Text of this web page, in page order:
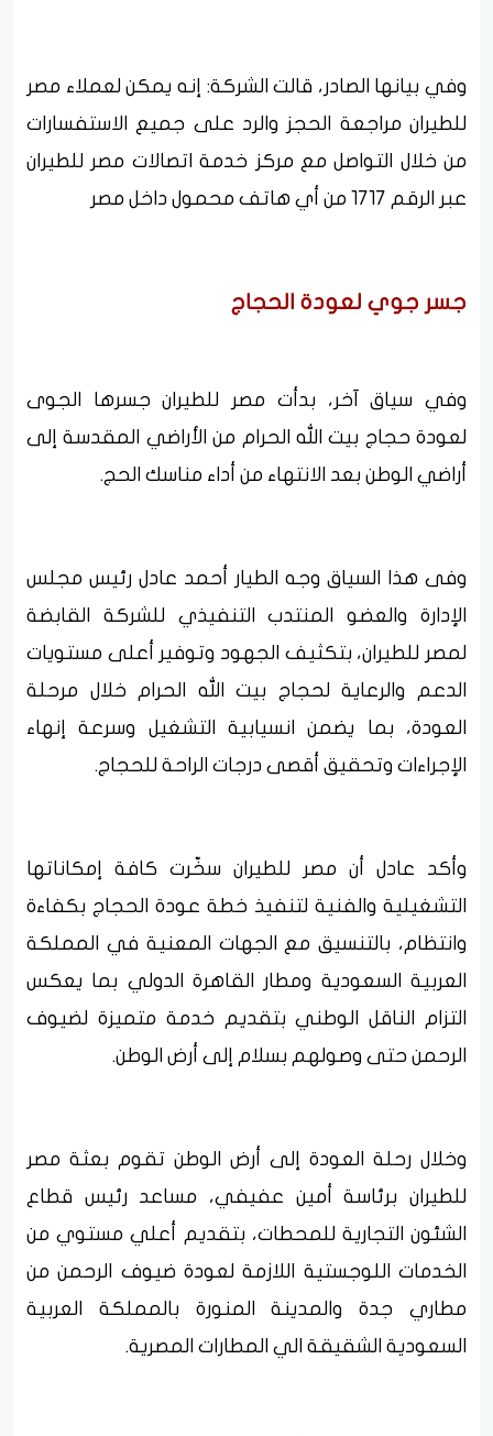
وفي بيانها الصادر، قالت الشركة: إنه يمكن لعملاء مصر
للطيران مراجعة الحجز والرد على جميع الاستفسارات
من خلال التواصل مع مركز خدمة اتصالات مصر للطيران
عبر الرقم 1717 من أي هاتف محمول داخل مصر
جسر جوي لعودة الحجاج
وفي سياق آخر، بدأت مصر للطيران جسرها الجوى
لعودة حجاج بيت الله الحرام من الأراضي المقدسة إلى
أراضي الوطن بعد الانتهاء من أداء مناسك الحج.
وفى هذا السياق وجه الطيار أحمد عادل رئيس مجلس
الإدارة والعضو المنتدب التنفيذي للشركة القابضة
لمصر للطيران، بتكثيف الجهود وتوفير أعلى مستويات
الدعم والرعاية لحجاج بيت الله الحرام خلال مرحلة
العودة، بما يضمن انسيابية التشغيل وسرعة إنهاء
الإجراءات وتحقيق أقصى درجات الراحة للحجاج.
وأكد عادل أن مصر للطيران سخّرت كافة إمكاناتها
التشغيلية والفنية لتنفيذ خطة عودة الحجاج بكفاءة
وانتظام، بالتنسيق مع الجهات المعنية في المملكة
العربية السعودية ومطار القاهرة الدولي بما يعكس
التزام الناقل الوطني بتقديم خدمة متميزة لضيوف
الرحمن حتى وصولهم بسلام إلى أرض الوطن.
وخلال رحلة العودة إلى أرض الوطن تقوم بعثة مصر
للطيران برئاسة أمين عفيفي، مساعد رئيس قطاع
الشئون التجارية للمحطات، بتقديم أعلي مستوي من
الخدمات اللوجستية اللازمة لعودة ضيوف الرحمن من
مطاري جدة والمدينة المنورة بالمملكة العربية
السعودية الشقيقة الي المطارات المصرية.